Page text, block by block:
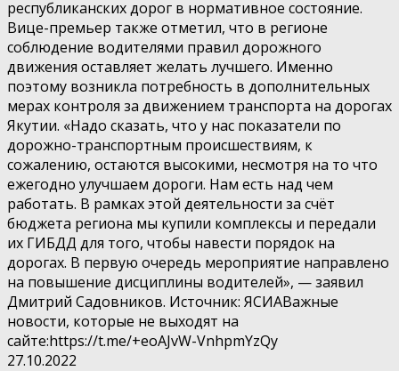
республиканских дорог в нормативное состояние.
Вице-премьер также отметил, что в регионе
соблюдение водителями правил дорожного
движения оставляет желать лучшего. Именно
поэтому возникла потребность в дополнительных
мерах контроля за движением транспорта на дорогах
Якутии. «Надо сказать, что у нас показатели по
дорожно-транспортным происшествиям, к
сожалению, остаются высокими, несмотря на то что
ежегодно улучшаем дороги. Нам есть над чем
работать. В рамках этой деятельности за счёт
бюджета региона мы купили комплексы и передали
их ГИБДД для того, чтобы навести порядок на
дорогах. В первую очередь мероприятие направлено
на повышение дисциплины водителей», — заявил
Дмитрий Садовников. Источник: ЯСИАВажные
новости, которые не выходят на
сайте:https://t.me/+eoAJvW-VnhpmYzQy
27.10.2022